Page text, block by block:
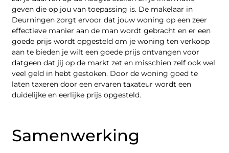
geven die op jou van toepassing is. De makelaar in
Deurningen zorgt ervoor dat jouw woning op een zeer
effectieve manier aan de man wordt gebracht en er een
goede prijs wordt opgesteld om je woning ten verkoop
aan te bieden je wilt een goede prijs ontvangen voor
datgeen dat jij op de markt zet en misschien zelf ook wel
veel geld in hebt gestoken. Door de woning goed te
laten taxeren door een ervaren taxateur wordt een
duidelijke en eerlijke prijs opgesteld.
Samenwerking